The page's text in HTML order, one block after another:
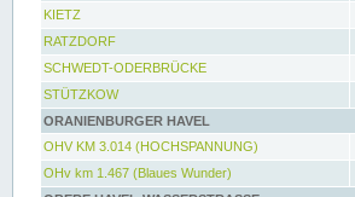
KIETZ
RATZDORF
SCHWEDT-ODERBRÜCKE
STÜTZKOW
ORANIENBURGER HAVEL
OHV KM 3.014 (HOCHSPANNUNG)
OHv km 1.467 (Blaues Wunder)